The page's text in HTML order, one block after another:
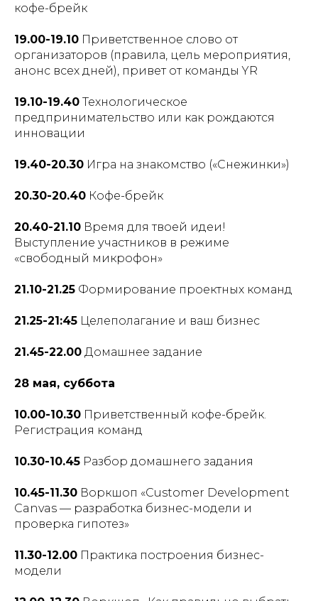
кофе-брейк
19.00-19.10 Приветственное слово от
организаторов (правила, цель мероприятия,
анонс всех дней), привет от команды YR
19.10-19.40 Технологическое
предпринимательство или как рождаются
инновации
19.40-20.30 Игра на знакомство («Снежинки»)
20.30-20.40 Кофе-брейк
20.40-21.10 Время для твоей идеи!
Выступление участников в режиме
«свободный микрофон»
21.10-21.25 Формирование проектных команд
21.25-21:45 Целеполагание и ваш бизнес
21.45-22.00 Домашнее задание
28 мая, суббота
10.00-10.30 Приветственный кофе-брейк.
Регистрация команд
10.30-10.45 Разбор домашнего задания
10.45-11.30 Воркшоп «Customer Development
Canvas — разработка бизнес-модели и
проверка гипотез»
11.30-12.00 Практика построения бизнес-
модели